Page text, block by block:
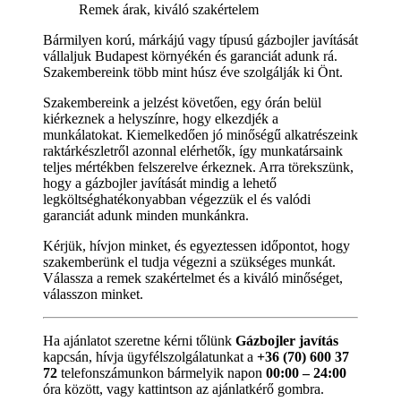
Remek árak, kiváló szakértelem
Bármilyen korú, márkájú vagy típusú gázbojler javítását
vállaljuk Budapest környékén és garanciát adunk rá.
Szakembereink több mint húsz éve szolgálják ki Önt.
Szakembereink a jelzést követően, egy órán belül
kiérkeznek a helyszínre, hogy elkezdjék a
munkálatokat. Kiemelkedően jó minőségű alkatrészeink
raktárkészletről azonnal elérhetők, így munkatársaink
teljes mértékben felszerelve érkeznek. Arra törekszünk,
hogy a gázbojler javítását mindig a lehető
legköltséghatékonyabban végezzük el és valódi
garanciát adunk minden munkánkra.
Kérjük, hívjon minket, és egyeztessen időpontot, hogy
szakemberünk el tudja végezni a szükséges munkát.
Válassza a remek szakértelmet és a kiváló minőséget,
válasszon minket.
Ha ajánlatot szeretne kérni tőlünk Gázbojler javítás
kapcsán, hívja ügyfélszolgálatunkat a +36 (70) 600 37
72 telefonszámunkon bármelyik napon 00:00 – 24:00
óra között, vagy kattintson az ajánlatkérő gombra.